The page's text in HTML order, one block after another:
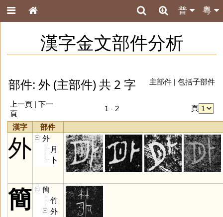
粵
普
漢字金文部件分析
部件: 外 (主部件) 共 2 字 主部件| 包括子部件
上一頁 | 下一
頁
1 - 2 頁
漢字 部件
外
外
月
卜
簡
簡
竹
外